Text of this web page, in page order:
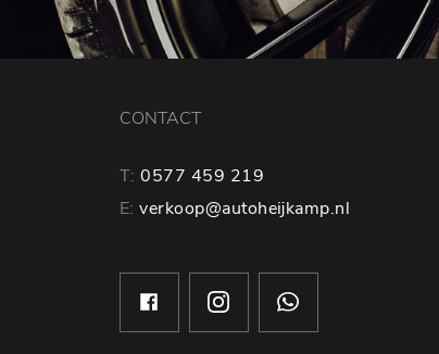
CONTACT
T: 0577 459 219
E: verkoop@autoheijkamp.nl